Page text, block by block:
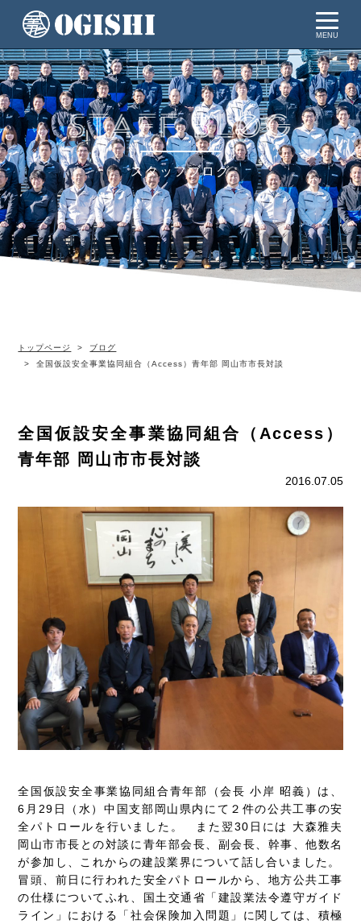
MENU
スタッフブログ
トップページ
ブログ
全国仮設安全事業協同組合（Access）青年部 岡山市市長対談
全国仮設安全事業協同組合（Access）
青年部 岡山市市長対談
2016.07.05
全国仮設安全事業協同組合青年部（会長 小岸 昭義）は、
6月29日（水）中国支部岡山県内にて２件の公共工事の安
全パトロールを行いました。 また翌30日には 大森雅夫
岡山市市長との対談に青年部会長、副会長、幹事、他数名
が参加し、これからの建設業界について話し合いました。
冒頭、前日に行われた安全パトロールから、地方公共工事
の仕様についてふれ、国土交通省「建設業法令遵守ガイド
ライン」における「社会保険加入問題」に関しては、積極